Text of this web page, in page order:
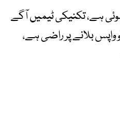
ہے، تکنیکی ٹیمیں آگے
بلانے پر راضی ہے،